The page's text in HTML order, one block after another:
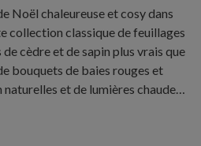
Noël chaleureuse et cosy dans
collection classique de feuillages
bouquets de baies rouges et
et de lumières chaudes.